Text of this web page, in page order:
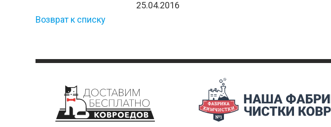
25.04.2016
Возврат к списку